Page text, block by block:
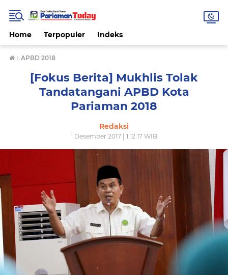
Home Terpopuler Indeks
› APBD 2018
[Fokus Berita] Mukhlis Tolak
Tandatangani APBD Kota
Pariaman 2018
Redaksi
1 Desember 2017 | 1.12.17 WIB